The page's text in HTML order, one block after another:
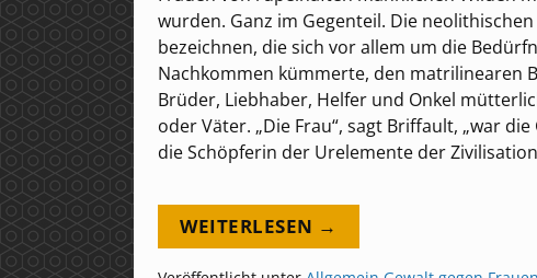
wurden. Ganz im Gegenteil. Die
bezeichnen, die sich vor allem um die
Nachkommen kümmerte, den matrilinearen
Brüder, Liebhaber, Helfer und Onkel
oder Väter. „Die Frau“, sagt Briffault, „war
die Schöpferin der Urelemente der
WEITERLESEN →